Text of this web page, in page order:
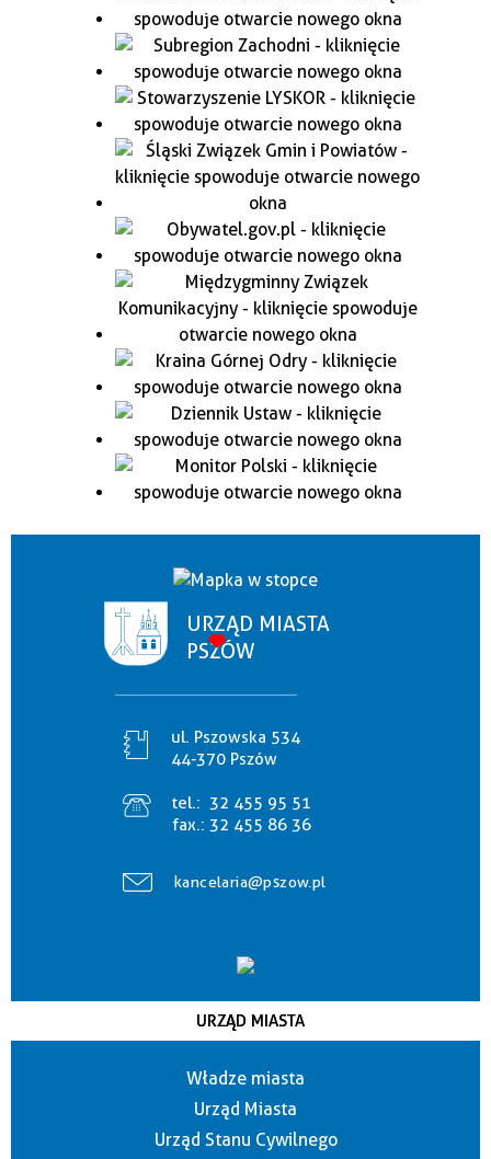
URZĄD MIASTA
PSZÓW
ul. Pszowska 534
44-370 Pszów
tel.: 32 455 95 51
fax.: 32 455 86 36
kancelaria@pszow.pl
URZĄD MIASTA
Władze miasta
Urząd Miasta
Urząd Stanu Cywilnego